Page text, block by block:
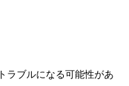
ラブルになる可能性があ